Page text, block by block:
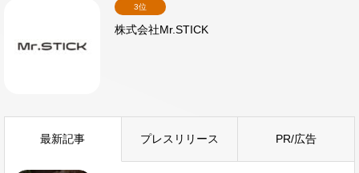
3位
株式会社Mr.STICK
最新記事 プレスリリース PR/広告